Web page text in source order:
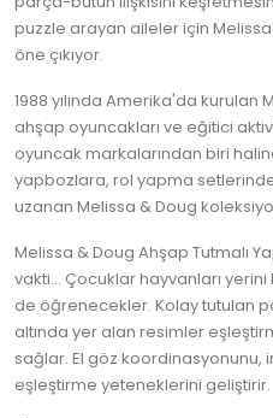
puzzle arayan aileler için
öne çıkıyor.
1988 yılında Amerika'da kurulan
ahşap oyuncakları ve eğitici
oyuncak markalarından biri
yapbozlara, rol yapma
uzanan Melissa & Doug
Melissa & Doug Ahşap Tutmalı
vakti... Çocuklar hayvanları
de öğrenecekler. Kolay tutulan
altında yer alan resimler
sağlar. El göz
eşleştirme yeteneklerini geliştirir.